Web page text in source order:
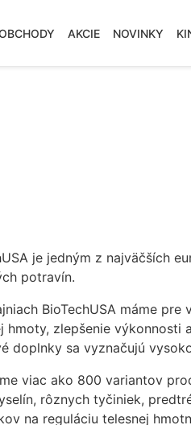
AKCIE NOVINKY
je jedným z najväčších
potravín.
BioTechUSA máme
hmoty, zlepšenie výkonnosti
doplnky sa vyznačujú
viac ako 800 variantov
rôznych tyčiniek,
na reguláciu telesnej